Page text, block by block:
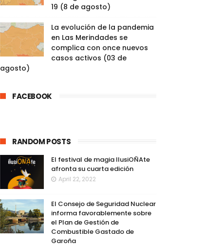
19 (8 de agosto)
La evolución de la pandemia
en Las Merindades se
complica con once nuevos
casos activos (03 de
agosto)
FACEBOOK
RANDOM POSTS
El festival de magia IlusiOÑAte
afronta su cuarta edición
April 22, 2022
El Consejo de Seguridad Nuclear
informa favorablemente sobre
el Plan de Gestión de
Combustible Gastado de
Garoña